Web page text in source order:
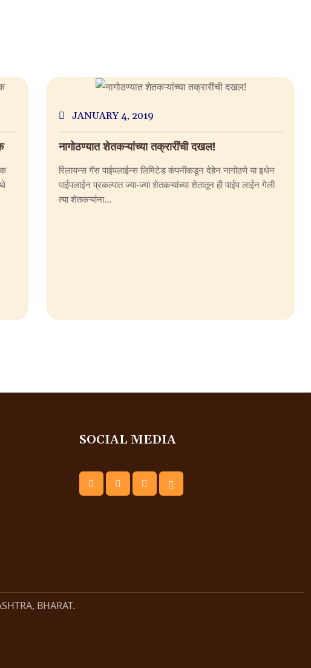
JANUARY 4, 2019
नागोठण्यात शेतकऱ्यांच्या तक्रारींची दखल!
रिलायन्स गॅस पाईपलाईन्स लिमिटेड कंपनीकडून देहेन नागोठणे या इथेन
पाईपलाईन प्रकल्पात ज्या-ज्या शेतकऱ्यांच्या शेतातून ही पाईप लाईन गेली
त्या शेतकऱ्यांना...
SOCIAL MEDIA
BHARAT.